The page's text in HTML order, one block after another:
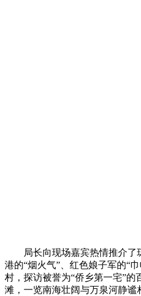
局长向现场嘉宾热情推介了琼
港的“烟火气”、红色娘子军的“
村，探访被誉为“侨乡第一宅”
滩，一览南海壮阔与万泉河静